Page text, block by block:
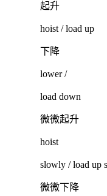
起升
hoist / load up
下降
lower /
load down
微微起升
hoist
slowly / load up
微微下降